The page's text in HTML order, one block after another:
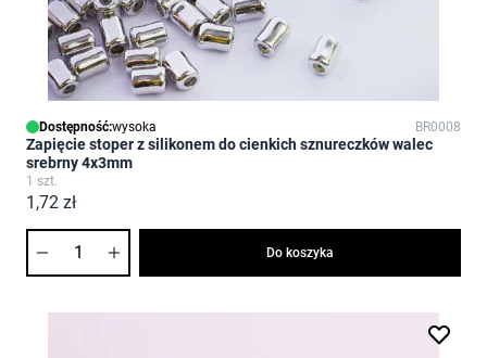
Dostępność:wysoka BR0008
Zapięcie stoper z silikonem do cienkich sznureczków walec
srebrny 4x3mm
1 szt.
1,72 zł
Do koszyka